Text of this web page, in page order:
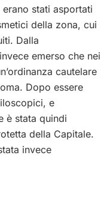
stati asportati
della zona, cui
Dalla
emerso che nei
cautelare
Dopo essere
e
è stata quindi
della Capitale.
invece